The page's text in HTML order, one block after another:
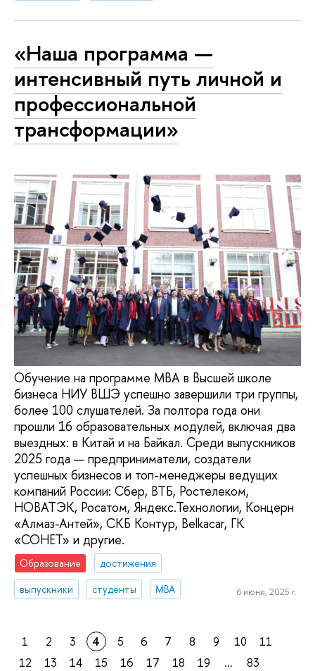
«Наша программа —
интенсивный путь личной и
профессиональной
трансформации»
Обучение на программе MBA в Высшей школе
бизнеса НИУ ВШЭ успешно завершили три группы,
более 100 слушателей. За полтора года они
прошли 16 образовательных модулей, включая два
выездных: в Китай и на Байкал. Среди выпускников
2025 года — предприниматели, создатели
успешных бизнесов и топ-менеджеры ведущих
компаний России: Сбер, ВТБ, Ростелеком,
НОВАТЭК, Росатом, Яндекс.Технологии, Концерн
«Алмаз-Антей», СКБ Контур, Belkacar, ГК
«СОНЕТ» и другие.
Образование
достижения
выпускники
студенты MBA 6 июня, 2025 г.
1 2 3 4 5 6 7 8 9 10
11
12
13 14 15 16 17 18 19 ... 83